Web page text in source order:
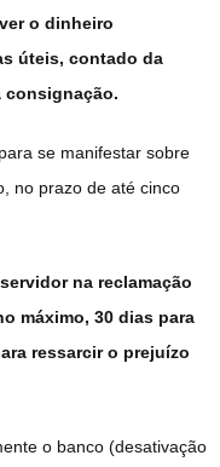
o dinheiro
úteis, contado da
consignação.
se manifestar sobre
no prazo de até cinco
na reclamação
máximo, 30 dias para
ressarcir o prejuízo
o banco (desativação